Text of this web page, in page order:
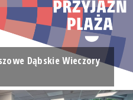
Dąbskie Wieczory